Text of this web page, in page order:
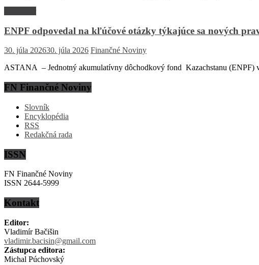
ENPF odpovedal na kľúčové otázky týkajúce sa nových
30. júla 202630. júla 2026 Finančné Noviny
ASTANA – Jednotný akumulatívny dôchodkový fond Kazachstanu (ENPF)
FN Finančné Noviny
Slovník
Encyklopédia
RSS
Redakčná rada
ISSN
FN Finančné Noviny
ISSN 2644-5999
Kontakt
Editor:
Vladimír Bačišin
vladimir.bacisin@gmail.com
Zástupca editora:
Michal Púchovský